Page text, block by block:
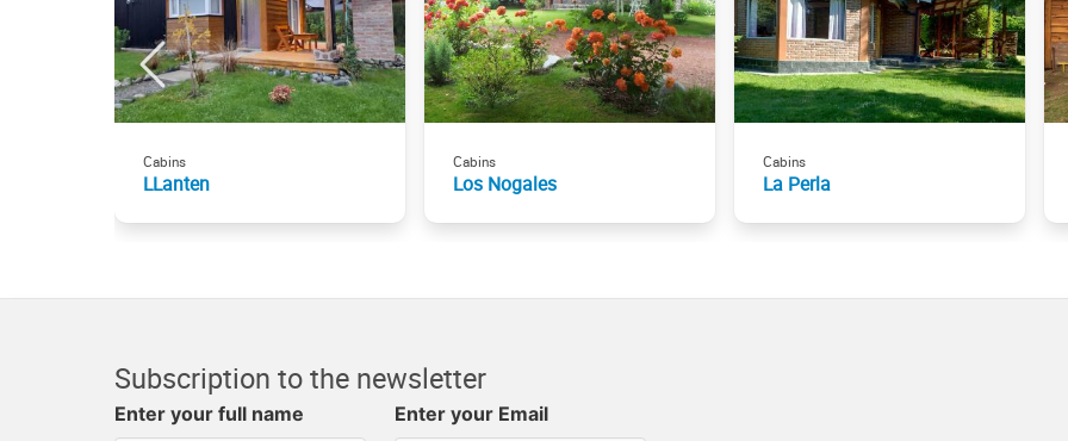
Cabins
LLanten
Cabins
Los Nogales
Cabins
La Perla
Subscription to the newsletter
Enter your full name Enter your Email